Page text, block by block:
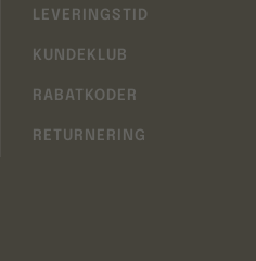
LEVERINGSTID
KUNDEKLUB
RABATKODER
RETURNERING